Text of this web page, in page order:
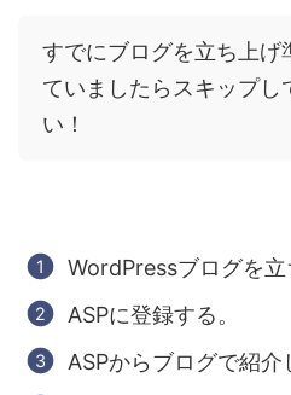
すでにブログを立ち上げ
ていましたらスキップし
い！
WordPressブログを立
ASPに登録する。
ASPからブログで紹介